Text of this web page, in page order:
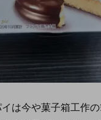
は今や菓子箱工作